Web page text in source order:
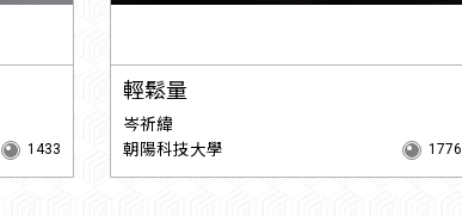
1433
輕鬆量
岑祈緯
朝陽科技大學
1776